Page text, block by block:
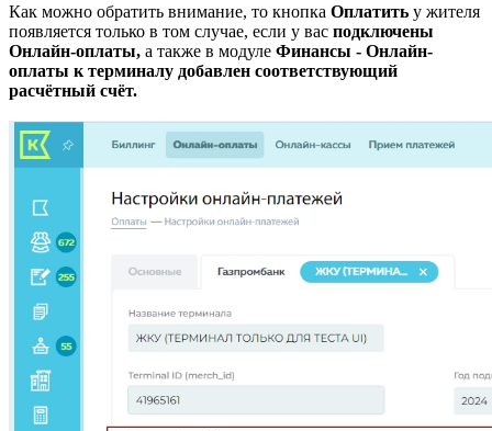
Как можно обратить внимание, то кнопка Оплатить у жителя
появляется только в том случае, если у вас подключены
Онлайн-оплаты, а также в модуле Финансы - Онлайн-
оплаты к терминалу добавлен соответствующий
расчётный счёт.